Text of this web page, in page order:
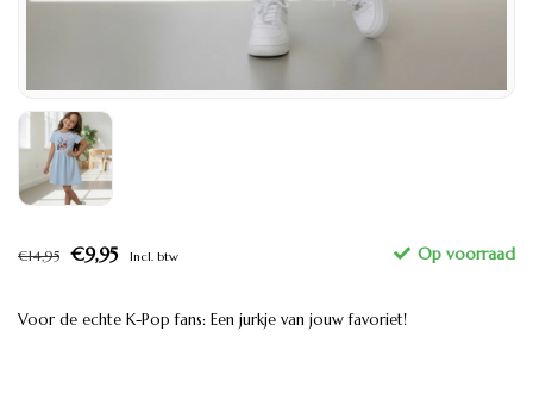
€14,95 €9,95 Incl. btw
Voor de echte K-Pop fans: Een jurkje van jouw favoriet!